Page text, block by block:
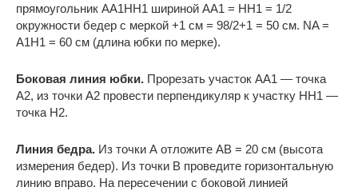
прямоугольник AA1HH1 шириной AA1 = HH1 = 1/2
окружности бедер с меркой +1 см = 98/2+1 = 50 см. NA =
A1H1 = 60 см (длина юбки по мерке).
Боковая линия юбки. Прорезать участок AA1 — точка
A2, из точки A2 провести перпендикуляр к участку HH1 —
точка H2.
Линия бедра. Из точки А отложите АВ = 20 см (высота
измерения бедер). Из точки B проведите горизонтальную
линию вправо. На пересечении с боковой линией